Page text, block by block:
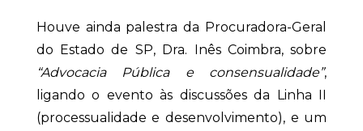
Houve ainda palestra da Procuradora-Geral
do Estado de SP, Dra. Inês Coimbra, sobre
“Advocacia Pública e consensualidade”,
ligando o evento às discussões da Linha II
(processualidade e desenvolvimento), e um